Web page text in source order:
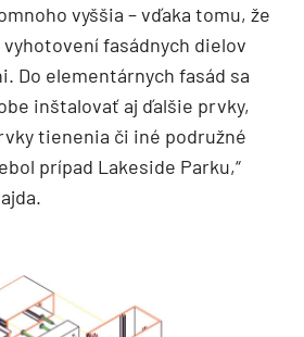
vyššia – vďaka tomu, že
vyhotovení fasádnych dielov
Do elementárnych fasád sa
inštalovať aj ďalšie prvky,
tienenia či iné podružné
prípad Lakeside Parku,“